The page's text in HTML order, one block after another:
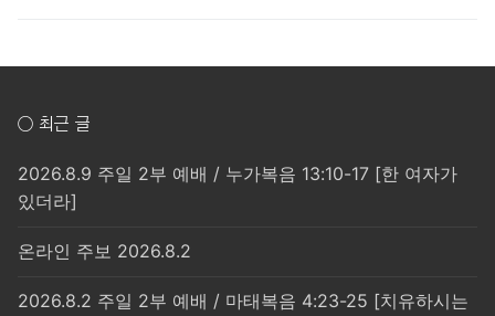
○ 최근 글
2026.8.9 주일 2부 예배 / 누가복음 13:10-17 [한 여자가
있더라]
온라인 주보 2026.8.2
2026.8.2 주일 2부 예배 / 마태복음 4:23-25 [치유하시는